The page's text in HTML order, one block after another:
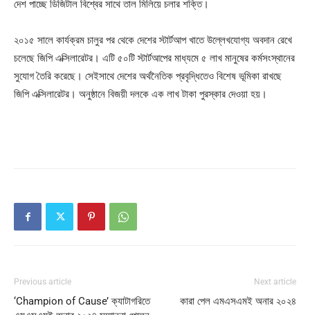
দেশ পাচ্ছে ডিজিটাল বিশ্বের সাথে তাল মিলিয়ে চলার শক্তি।
২০১৫ সালে কার্যক্রম চালুর পর থেকে দেশের স্টার্টআপ খাতে উল্লেখযোগ্য অবদান রেখে
চলেছে জিপি এক্সিলারেটর। এটি ৫০টি স্টার্টআপের মাধ্যমে ৫ লাখ মানুষের কর্মসংস্থানের
সুযোগ তৈরি করেছে। সেইসাথে দেশের অর্থনৈতিক প্রবৃদ্ধিতেও বিশেষ ভূমিকা রাখছে
জিপি এক্সিলারেটর। অনুষ্ঠানে বিজয়ী দলকে এক লাখ টাকা পুরস্কার দেওয়া হয়।
Previous article
‘Champion of Cause’ ক্যাটাগরিতে
Next article
কারা পেল এমএসএমই অনার ২০২৪